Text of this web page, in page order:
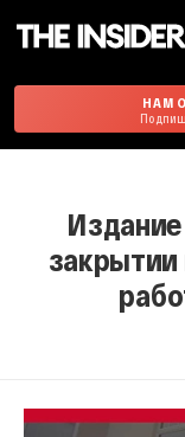
НАМ
закрытии